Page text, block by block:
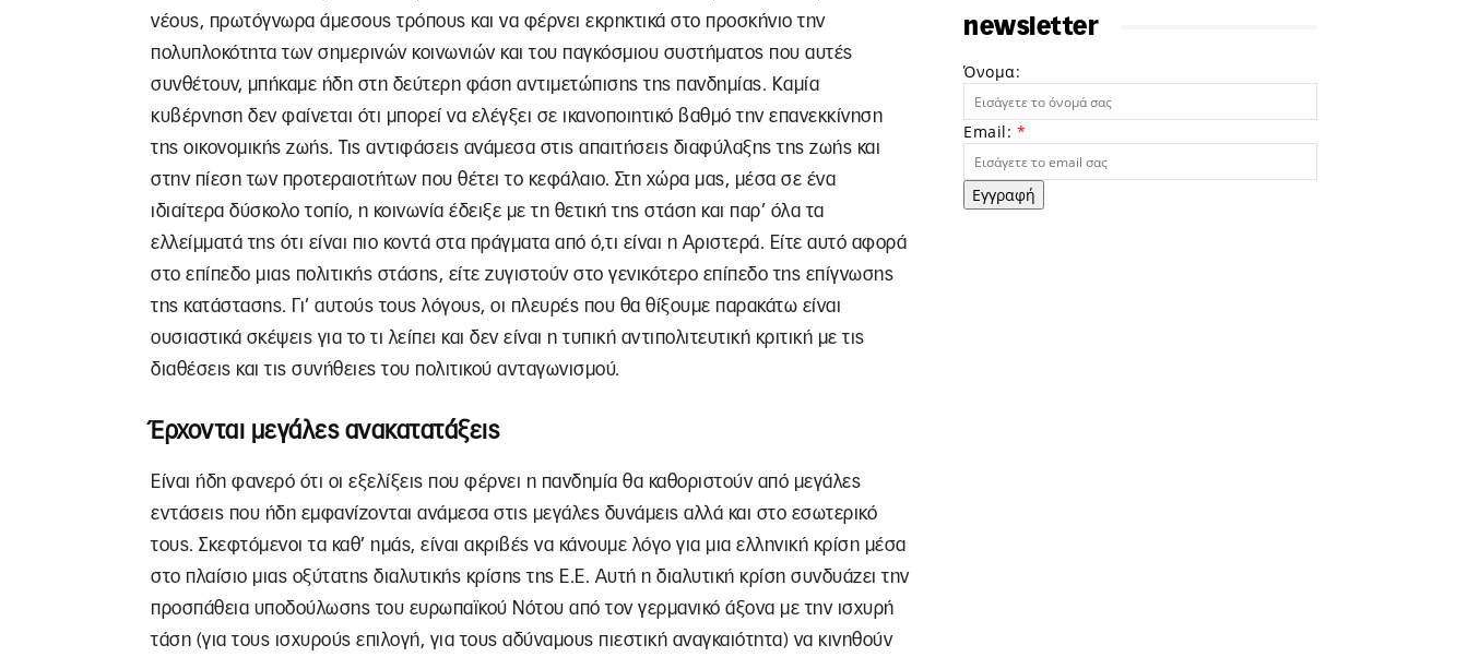
νέους, πρωτόγνωρα άμεσους τρόπους και να φέρνει εκρηκτικά στο προσκήνιο την
πολυπλοκότητα των σημερινών κοινωνιών και του παγκόσμιου συστήματος που αυτές
συνθέτουν, μπήκαμε ήδη στη δεύτερη φάση αντιμετώπισης της πανδημίας. Καμία
κυβέρνηση δεν φαίνεται ότι μπορεί να ελέγξει σε ικανοποιητικό βαθμό την επανεκκίνηση
της οικονομικής ζωής. Τις αντιφάσεις ανάμεσα στις απαιτήσεις διαφύλαξης της ζωής και
στην πίεση των προτεραιοτήτων που θέτει το κεφάλαιο. Στη χώρα μας, μέσα σε ένα
ιδιαίτερα δύσκολο τοπίο, η κοινωνία έδειξε με τη θετική της στάση και παρ’ όλα τα
ελλείμματά της ότι είναι πιο κοντά στα πράγματα από ό,τι είναι η Αριστερά. Είτε αυτό αφορά
στο επίπεδο μιας πολιτικής στάσης, είτε ζυγιστούν στο γενικότερο επίπεδο της επίγνωσης
της κατάστασης. Γι’ αυτούς τους λόγους, οι πλευρές που θα θίξουμε παρακάτω είναι
ουσιαστικά σκέψεις για το τι λείπει και δεν είναι η τυπική αντιπολιτευτική κριτική με τις
διαθέσεις και τις συνήθειες του πολιτικού ανταγωνισμού.
Έρχονται μεγάλες ανακατατάξεις
Είναι ήδη φανερό ότι οι εξελίξεις που φέρνει η πανδημία θα καθοριστούν από μεγάλες
εντάσεις που ήδη εμφανίζονται ανάμεσα στις μεγάλες δυνάμεις αλλά και στο εσωτερικό
τους. Σκεφτόμενοι τα καθ’ ημάς, είναι ακριβές να κάνουμε λόγο για μια ελληνική κρίση μέσα
στο πλαίσιο μιας οξύτατης διαλυτικής κρίσης της Ε.Ε. Αυτή η διαλυτική κρίση συνδυάζει την
προσπάθεια υποδούλωσης του ευρωπαϊκού Νότου από τον γερμανικό άξονα με την ισχυρή
τάση (για τους ισχυρούς επιλογή, για τους αδύναμους πιεστική αναγκαιότητα) να κινηθούν
newsletter
Όνομα:
Email: *
Εγγραφή